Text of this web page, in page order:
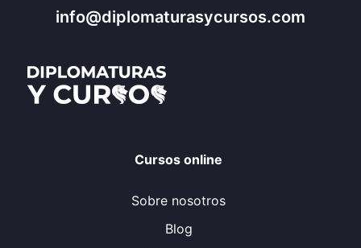
info@diplomaturasycursos.com
Cursos online
Sobre nosotros
Blog